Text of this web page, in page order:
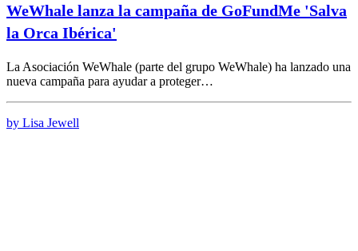
WeWhale lanza la campaña de GoFundMe 'Salva
la Orca Ibérica'
La Asociación WeWhale (parte del grupo WeWhale) ha lanzado una
nueva campaña para ayudar a proteger…
by Lisa Jewell